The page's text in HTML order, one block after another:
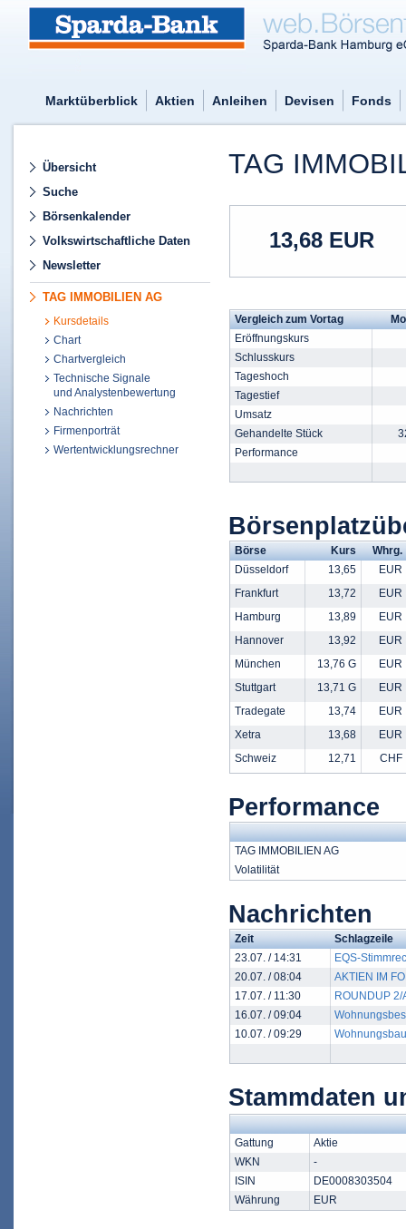
Marktüberblick Aktien Anleihen Devisen Fonds
Übersicht
Suche
Börsenkalender
Volkswirtschaftliche Daten
Newsletter
TAG IMMOBILIEN AG
Kursdetails
Chart
Chartvergleich
Technische Signale
und Analystenbewertung
Nachrichten
Firmenporträt
Wertentwicklungsrechner
TAG
13,68 EUR
Vergleich zum Vortag
Eröffnungskurs
Schlusskurs
Tageshoch
Tagestief
Umsatz
Gehandelte Stück
Performance
Börse Kurs
Whrg.
Düsseldorf
13,65
EUR
Frankfurt
13,72
EUR
Hamburg
13,89
EUR
Hannover
13,92
EUR
München
13,76 G
EUR
Stuttgart
13,71 G
EUR
Tradegate
13,74
EUR
Xetra
13,68
EUR
Schweiz
12,71 CHF
Performance
TAG IMMOBILIEN AG
Volatilität
Nachrichten
Zeit
Schlagzeile
23.07. / 14:31
EQS-
20.07. / 08:04
AKTIEN IM
17.07. / 11:30
ROUNDUP
16.07. / 09:04
10.07. / 09:29
Stammdaten
Gattung
Aktie
WKN
-
ISIN
DE0008303504
Währung
EUR